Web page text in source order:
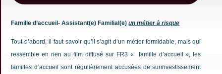
Enfants
Justice
d'accueil
News
Coups
Famille d’accueil- Assistant(e) Familial(e)un métier à risque
Tout d’abord, il faut savoir qu’il s’agit d’un métier formidable, mais qui
ressemble en rien au film diffusé sur FR3 « famille d’accueil », les
familles d’accueil sont régulièrement accusées de surinvestissement